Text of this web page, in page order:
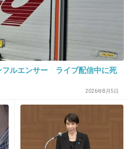
+21
ってます。ほとちゃんカット。
キングして何度も透かないとシ
フルエンサー ライブ配信中に死
2026年8月5日